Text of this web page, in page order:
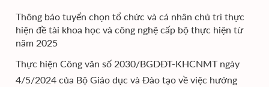
Thông báo tuyển chọn tổ chức và cá nhân chủ trì thực
hiện đề tài khoa học và công nghệ cấp bộ thực hiện từ
năm 2025
Thực hiện Công văn số 2030/BGDĐT-KHCNMT ngày
4/5/2024 của Bộ Giáo dục và Đào tạo về việc hướng